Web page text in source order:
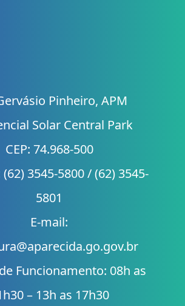
Pinheiro, APM
Solar Central Park
CEP: 74.968-500
3545-5800 / (62) 3545-
5801
E-mail:
Funcionamento: 08h as
– 13h as 17h30